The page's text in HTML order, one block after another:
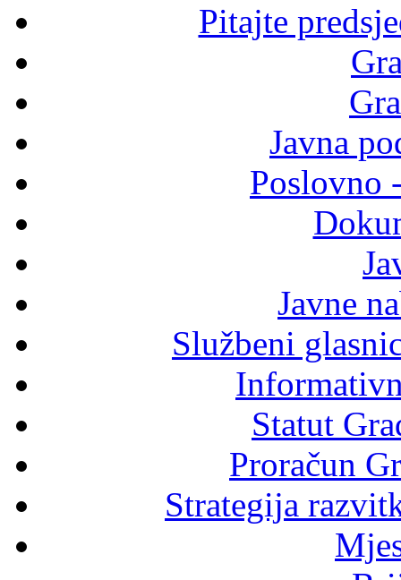
Pitajte
Javna
Poslovno
Javne
Službeni
Statut
Proračun
Strategija